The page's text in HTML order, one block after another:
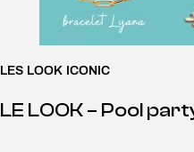
LES LOOK ICONIC
LE LOOK – Pool